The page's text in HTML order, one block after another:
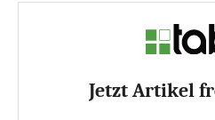
Jetzt Artikel